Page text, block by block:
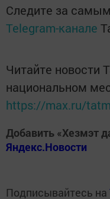
Следите за
Telegram-канале
Читайте новости
национальном
https://max.ru/
Добавить «Хезмэт
Яндекс.Новости
Подписывайтесь на